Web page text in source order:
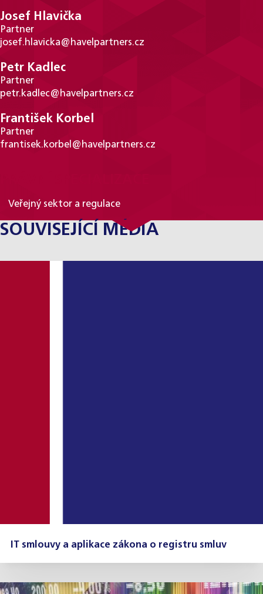
Josef Hlavička
Partner
josef.hlavicka@havelpartners.cz
Petr Kadlec
Partner
petr.kadlec@havelpartners.cz
František Korbel
Partner
frantisek.korbel@havelpartners.cz
Veřejný sektor a regulace
SOUVISEJÍCÍ MÉDIA
IT smlouvy a aplikace zákona o registru smluv